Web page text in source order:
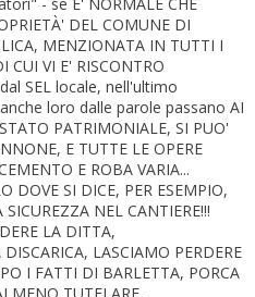
DEL COMUNE DI
MENZIONATA IN TUTTI I
VI E' RISCONTRO
SEL locale, nell'ultimo
loro dalle parole passano AI
PATRIMONIALE, SI PUO'
E TUTTE LE OPERE
E ROBA VARIA...
DOVE SI DICE, PER ESEMPIO,
NEL CANTIERE!!!
LA DITTA,
LASCIAMO PERDERE
I FATTI DI BARLETTA, PORCA
TUTELARE,